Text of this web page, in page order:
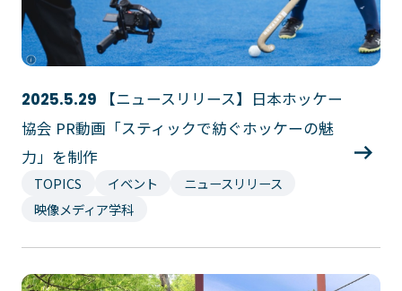
2025.5.29
【ニュースリリース】日本ホッケー
協会 PR動画「スティックで紡ぐホッケーの魅
力」を制作
TOPICS イベント
ニュースリリース
映像メディア学科